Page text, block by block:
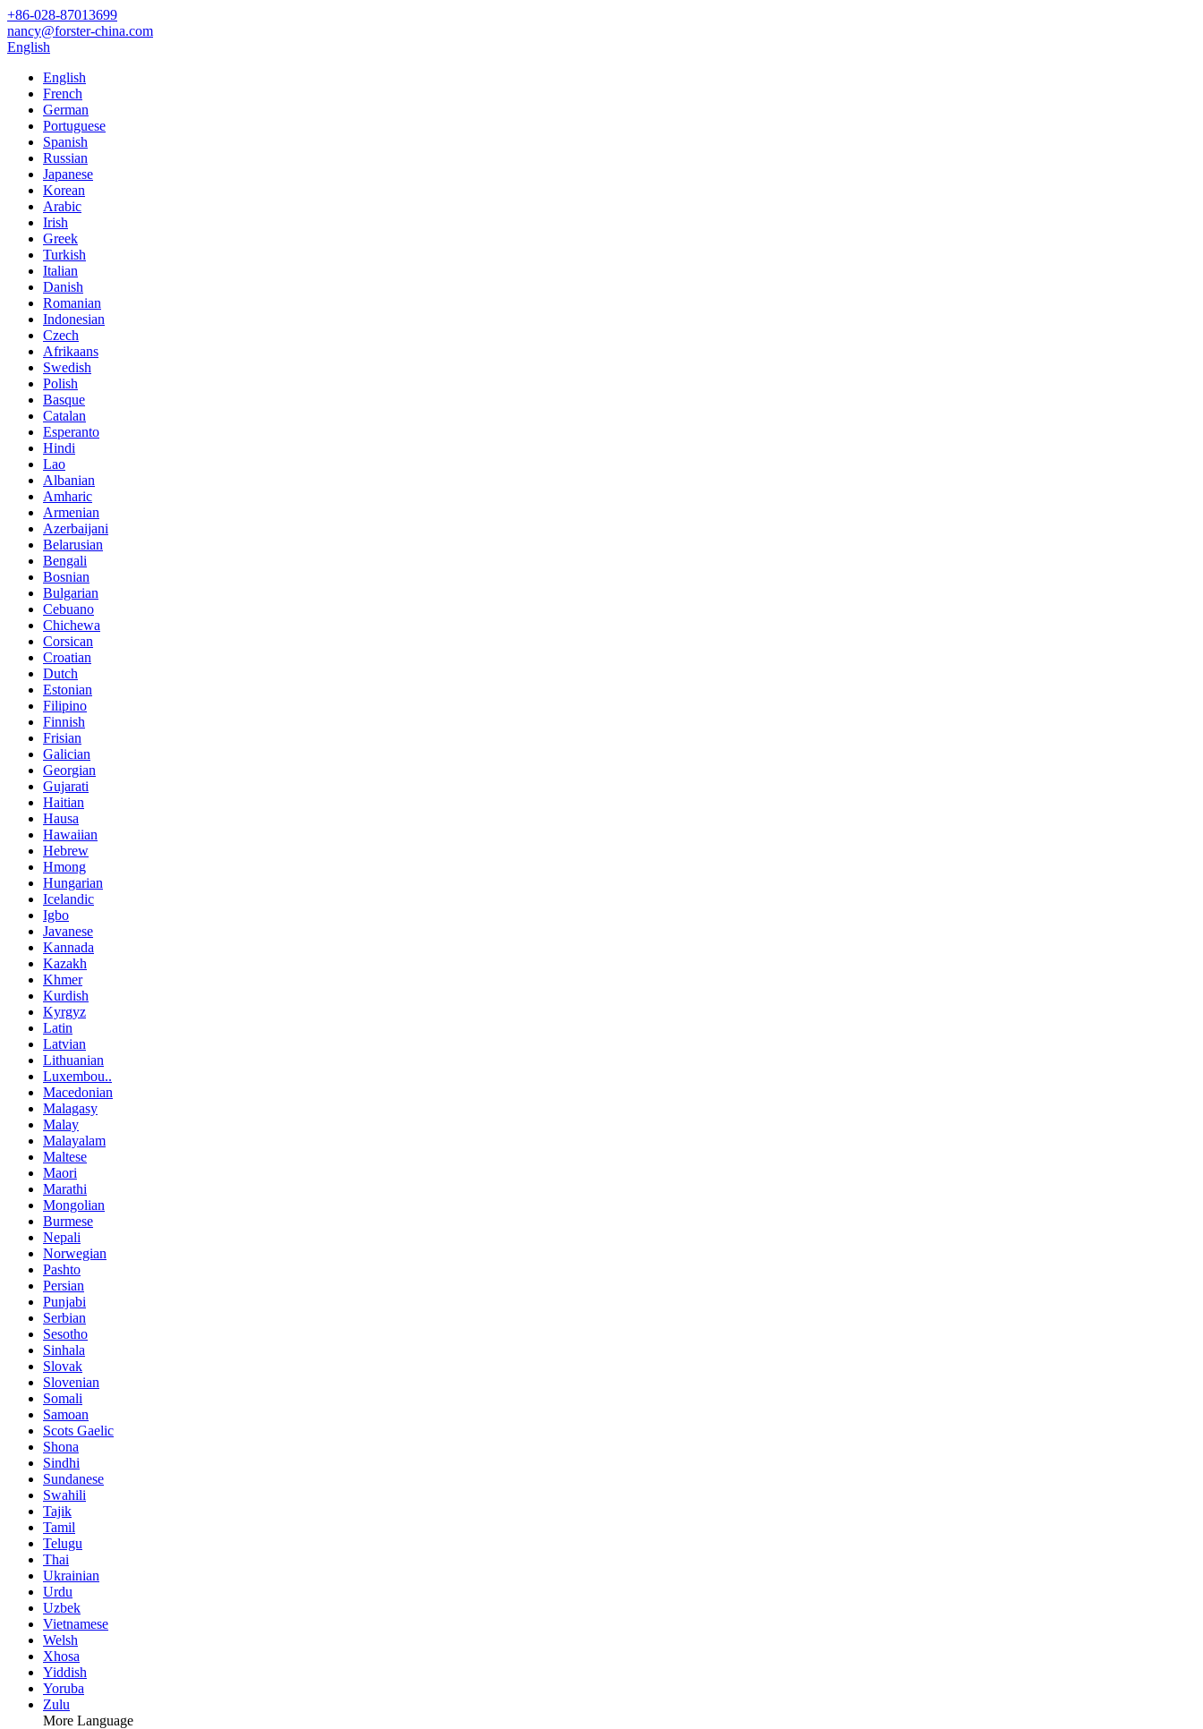
+86-028-87013699
nancy@forster-china.com
English
English
French
German
Portuguese
Spanish
Russian
Japanese
Korean
Arabic
Irish
Greek
Turkish
Italian
Danish
Romanian
Indonesian
Czech
Afrikaans
Swedish
Polish
Basque
Catalan
Esperanto
Hindi
Lao
Albanian
Amharic
Armenian
Azerbaijani
Belarusian
Bengali
Bosnian
Bulgarian
Cebuano
Chichewa
Corsican
Croatian
Dutch
Estonian
Filipino
Finnish
Frisian
Galician
Georgian
Gujarati
Haitian
Hausa
Hawaiian
Hebrew
Hmong
Hungarian
Icelandic
Igbo
Javanese
Kannada
Kazakh
Khmer
Kurdish
Kyrgyz
Latin
Latvian
Lithuanian
Luxembou..
Macedonian
Malagasy
Malay
Malayalam
Maltese
Maori
Marathi
Mongolian
Burmese
Nepali
Norwegian
Pashto
Persian
Punjabi
Serbian
Sesotho
Sinhala
Slovak
Slovenian
Somali
Samoan
Scots Gaelic
Shona
Sindhi
Sundanese
Swahili
Tajik
Tamil
Telugu
Thai
Ukrainian
Urdu
Uzbek
Vietnamese
Welsh
Xhosa
Yiddish
Yoruba
Zulu
More Language